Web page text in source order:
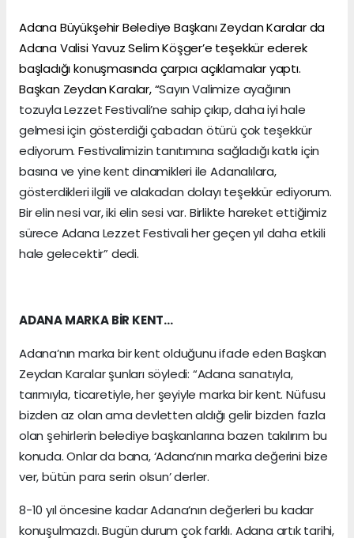
Adana Büyükşehir Belediye Başkanı Zeydan Karalar da
Adana Valisi Yavuz Selim Köşger’e teşekkür ederek
başladığı konuşmasında çarpıcı açıklamalar yaptı.
Başkan Zeydan Karalar, “Sayın Valimize ayağının
tozuyla Lezzet Festivali’ne sahip çıkıp, daha iyi hale
gelmesi için gösterdiği çabadan ötürü çok teşekkür
ediyorum. Festivalimizin tanıtımına sağladığı katkı için
basına ve yine kent dinamikleri ile Adanalılara,
gösterdikleri ilgili ve alakadan dolayı teşekkür ediyorum.
Bir elin nesi var, iki elin sesi var. Birlikte hareket ettiğimiz
sürece Adana Lezzet Festivali her geçen yıl daha etkili
hale gelecektir” dedi.
ADANA MARKA BİR KENT…
Adana’nın marka bir kent olduğunu ifade eden Başkan
Zeydan Karalar şunları söyledi: “Adana sanatıyla,
tarımıyla, ticaretiyle, her şeyiyle marka bir kent. Nüfusu
bizden az olan ama devletten aldığı gelir bizden fazla
olan şehirlerin belediye başkanlarına bazen takılırım bu
konuda. Onlar da bana, ‘Adana’nın marka değerini bize
ver, bütün para serin olsun’ derler.
8-10 yıl öncesine kadar Adana’nın değerleri bu kadar
konuşulmazdı. Bugün durum çok farklı. Adana artık tarihi,